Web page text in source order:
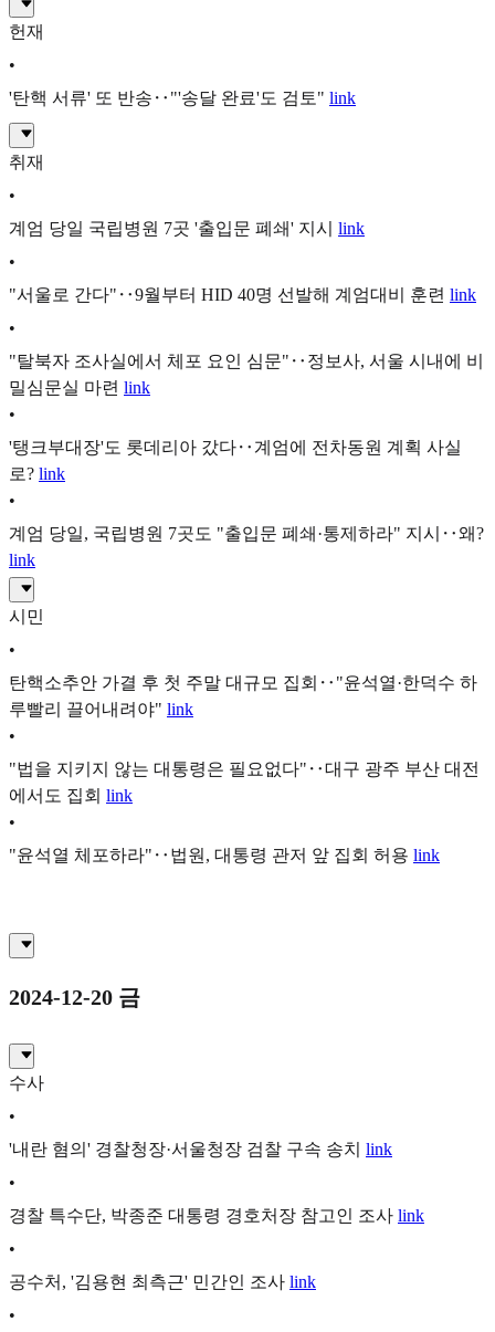
헌재
•
'탄핵 서류' 또 반송‥"'송달 완료'도 검토" link
취재
•
계엄 당일 국립병원 7곳 '출입문 폐쇄' 지시 link
•
"서울로 간다"‥9월부터 HID 40명 선발해 계엄대비 훈련 link
•
"탈북자 조사실에서 체포 요인 심문"‥정보사, 서울 시내에 비
밀심문실 마련 link
•
'탱크부대장'도 롯데리아 갔다‥계엄에 전차동원 계획 사실
로? link
•
계엄 당일, 국립병원 7곳도 "출입문 폐쇄·통제하라" 지시‥왜?
link
시민
•
탄핵소추안 가결 후 첫 주말 대규모 집회‥"윤석열·한덕수 하
루빨리 끌어내려야" link
•
"법을 지키지 않는 대통령은 필요없다"‥대구 광주 부산 대전
에서도 집회 link
•
"윤석열 체포하라"‥법원, 대통령 관저 앞 집회 허용 link
2024-12-20 금
수사
•
'내란 혐의' 경찰청장·서울청장 검찰 구속 송치 link
•
경찰 특수단, 박종준 대통령 경호처장 참고인 조사 link
•
공수처, '김용현 최측근' 민간인 조사 link
•